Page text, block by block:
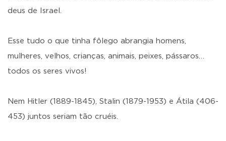
deus de Israel.
Esse tudo o que tinha fôlego abrangia homens,
mulheres, velhos, crianças, animais, peixes, pássaros…
todos os seres vivos!
Nem Hitler (1889-1845), Stalin (1879-1953) e Átila (406-
453) juntos seriam tão cruéis.